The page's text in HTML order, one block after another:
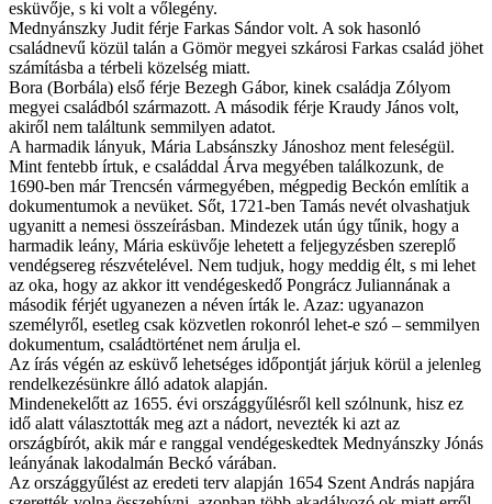
esküvője, s ki volt a vőlegény.
Mednyánszky Judit férje Farkas Sándor volt. A sok hasonló
családnevű közül talán a Gömör megyei szkárosi Farkas család jöhet
számításba a térbeli közelség miatt.
Bora (Borbála) első férje Bezegh Gábor, kinek családja Zólyom
megyei családból származott. A második férje Kraudy János volt,
akiről nem találtunk semmilyen adatot.
A harmadik lányuk, Mária Labsánszky Jánoshoz ment feleségül.
Mint fentebb írtuk, e családdal Árva megyében találkozunk, de
1690-ben már Trencsén vármegyében, mégpedig Beckón említik a
dokumentumok a nevüket. Sőt, 1721-ben Tamás nevét olvashatjuk
ugyanitt a nemesi összeírásban. Mindezek után úgy tűnik, hogy a
harmadik leány, Mária esküvője lehetett a feljegyzésben szereplő
vendégsereg részvételével. Nem tudjuk, hogy meddig élt, s mi lehet
az oka, hogy az akkor itt vendégeskedő Pongrácz Juliannának a
második férjét ugyanezen a néven írták le. Azaz: ugyanazon
személyről, esetleg csak közvetlen rokonról lehet-e szó – semmilyen
dokumentum, családtörténet nem árulja el.
Az írás végén az esküvő lehetséges időpontját járjuk körül a jelenleg
rendelkezésünkre álló adatok alapján.
Mindenekelőtt az 1655. évi országgyűlésről kell szólnunk, hisz ez
idő alatt választották meg azt a nádort, nevezték ki azt az
országbírót, akik már e ranggal vendégeskedtek Mednyánszky Jónás
leányának lakodalmán Beckó várában.
Az országgyűlést az eredeti terv alapján 1654 Szent András napjára